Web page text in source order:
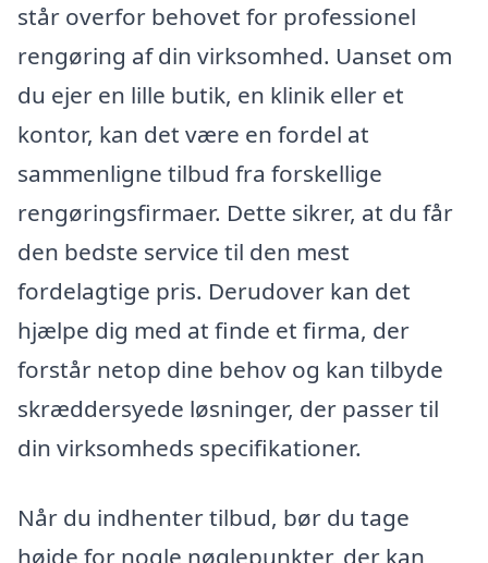
står overfor behovet for professionel
rengøring af din virksomhed. Uanset om
du ejer en lille butik, en klinik eller et
kontor, kan det være en fordel at
sammenligne tilbud fra forskellige
rengøringsfirmaer. Dette sikrer, at du får
den bedste service til den mest
fordelagtige pris. Derudover kan det
hjælpe dig med at finde et firma, der
forstår netop dine behov og kan tilbyde
skræddersyede løsninger, der passer til
din virksomheds specifikationer.
Når du indhenter tilbud, bør du tage
højde for nogle nøglepunkter, der kan